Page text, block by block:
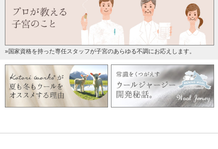
»国家資格を持った専任スタッフが子宮のあらゆる不調にお応えします。